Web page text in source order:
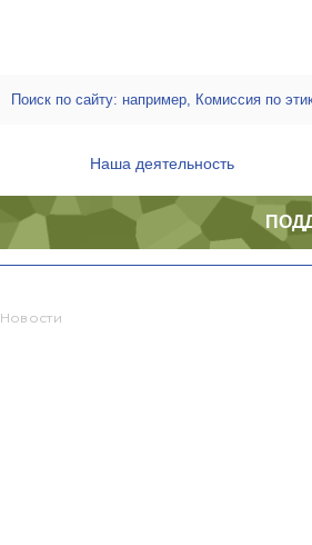
Наша деятельность
Новости